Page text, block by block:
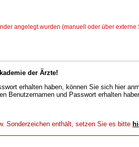
angelegt wurden (manuell oder über externe
der Ärzte!
erhalten haben, können Sie sich hier
Benutzernamen und Passwort erhalten
Sonderzeichen enthält, setzen Sie es bitte